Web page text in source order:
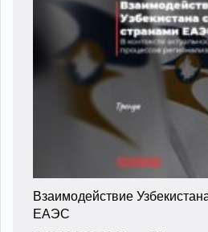
Взаимодействие
ЕАЭС